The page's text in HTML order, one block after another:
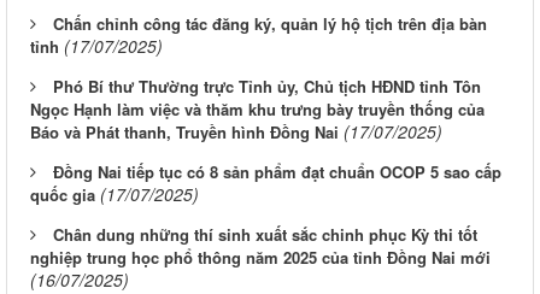
Chấn chỉnh công tác đăng ký, quản lý hộ tịch trên địa bàn
tỉnh (17/07/2025)
Phó Bí thư Thường trực Tỉnh ủy, Chủ tịch HĐND tỉnh Tôn
Ngọc Hạnh làm việc và thăm khu trưng bày truyền thống của
Báo và Phát thanh, Truyền hình Đồng Nai (17/07/2025)
Đồng Nai tiếp tục có 8 sản phẩm đạt chuẩn OCOP 5 sao cấp
quốc gia (17/07/2025)
Chân dung những thí sinh xuất sắc chinh phục Kỳ thi tốt
nghiệp trung học phổ thông năm 2025 của tỉnh Đồng Nai mới
(16/07/2025)